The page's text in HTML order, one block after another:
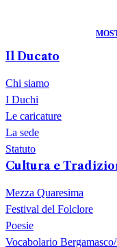
Il Ducato
Chi siamo
I Duchi
Le caricature
La sede
Statuto
Cultura e
Mezza Quaresima
Festival del Folclore
Poesie
Vocabolario